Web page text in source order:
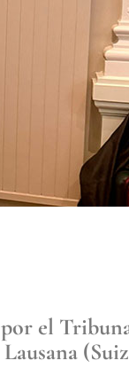
por el